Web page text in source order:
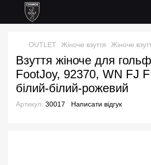
OUTLET Жіноче взуття Жіноче
Взуття жіноче для
FootJoy, 92370, WN FJ
білий-білий-рожевий
Артикул: 30017 Написати відгук